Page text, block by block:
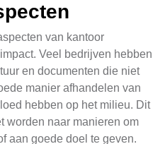
van kantoor
Veel bedrijven hebben
en documenten die niet
manier afhandelen van
hebben op het milieu. Dit
worden naar manieren om
aan goede doel te geven.